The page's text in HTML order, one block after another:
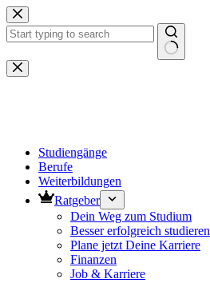
Zum
Inhalt
springen
Keine
Ergebnisse
Studiengänge
Berufe
Weiterbildungen
Ratgeber
Dein Weg zum Studium
Besser erfolgreich studieren
Plane jetzt Deine Karriere
Finanzen
Job & Karriere